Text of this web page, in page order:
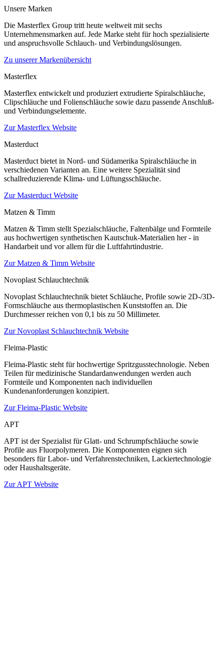
Unsere Marken
Die Masterflex Group tritt heute weltweit mit sechs
Unternehmensmarken auf. Jede Marke steht für hoch spezialisierte
und anspruchsvolle Schlauch- und Verbindungslösungen.
Zu unserer Markenübersicht
Masterflex
Masterflex entwickelt und produziert extrudierte Spiralschläuche,
Clipschläuche und Folienschläuche sowie dazu passende Anschluß-
und Verbindungselemente.
Zur Masterflex Website
Masterduct
Masterduct bietet in Nord- und Südamerika Spiralschläuche in
verschiedenen Varianten an. Eine weitere Spezialität sind
schallreduzierende Klima- und Lüftungsschläuche.
Zur Masterduct Website
Matzen & Timm
Matzen & Timm stellt Spezialschläuche, Faltenbälge und Formteile
aus hochwertigen synthetischen Kautschuk-Materialien her - in
Handarbeit und vor allem für die Luftfahrtindustrie.
Zur Matzen & Timm Website
Novoplast Schlauchtechnik
Novoplast Schlauchtechnik bietet Schläuche, Profile sowie 2D-/3D-
Formschläuche aus thermoplastischen Kunststoffen an. Die
Durchmesser reichen von 0,1 bis zu 50 Millimeter.
Zur Novoplast Schlauchtechnik Website
Fleima-Plastic
Fleima-Plastic steht für hochwertige Spritzgusstechnologie. Neben
Teilen für medizinische Standardanwendungen werden auch
Formteile und Komponenten nach individuellen
Kundenanforderungen konzipiert.
Zur Fleima-Plastic Website
APT
APT ist der Spezialist für Glatt- und Schrumpfschläuche sowie
Profile aus Fluorpolymeren. Die Komponenten eignen sich
besonders für Labor- und Verfahrenstechniken, Lackiertechnologie
oder Haushaltsgeräte.
Zur APT Website